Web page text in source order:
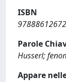
ISBN
Parole
Husserl;
Appare